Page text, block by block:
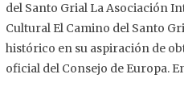
2
2
del Santo Grial La Asociación
Cultural El Camino del Santo
histórico en su aspiración de
oficial del Consejo de Europa.